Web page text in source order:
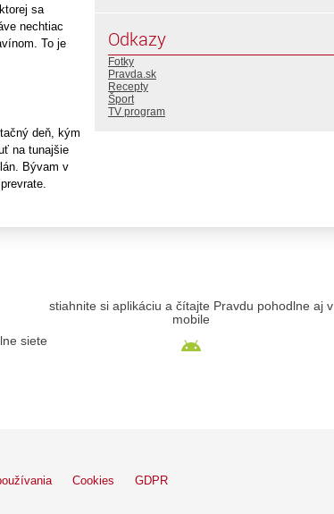
sa
nechtiac
To je
deň, kým
na tunajšie
Bývam v
Odkazy
Fotky
Pravda.sk
Recepty
Šport
TV program
siete
stiahnite si aplikáciu a čítajte Pravdu pohodlne aj v
mobile
Cookies GDPR